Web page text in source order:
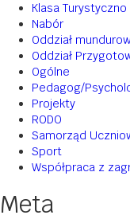
Klasa
Nabór
Oddział
Oddział
Ogólne
Pedagog/
Projekty
RODO
Samorząd
Sport
Współpraca z
Meta